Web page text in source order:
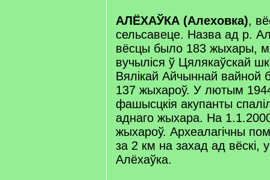
АЛЁХАЎКА (Алеховка),
сельсавеце. Назва ад р.
вёсцы было 183 жыхары,
вучыліся ў Цялякаўскай
Вялікай Айчыннай вайной
137 жыхароў. У лютым
фашысцкія акупанты
аднаго жыхара. На
жыхароў. Археалагічны
за 2 км на захад ад вёскі,
Алёхаўка.